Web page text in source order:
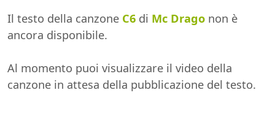
Il testo della canzone C6 di Mc Drago non è
ancora disponibile.
Al momento puoi visualizzare il video della
canzone in attesa della pubblicazione del testo.